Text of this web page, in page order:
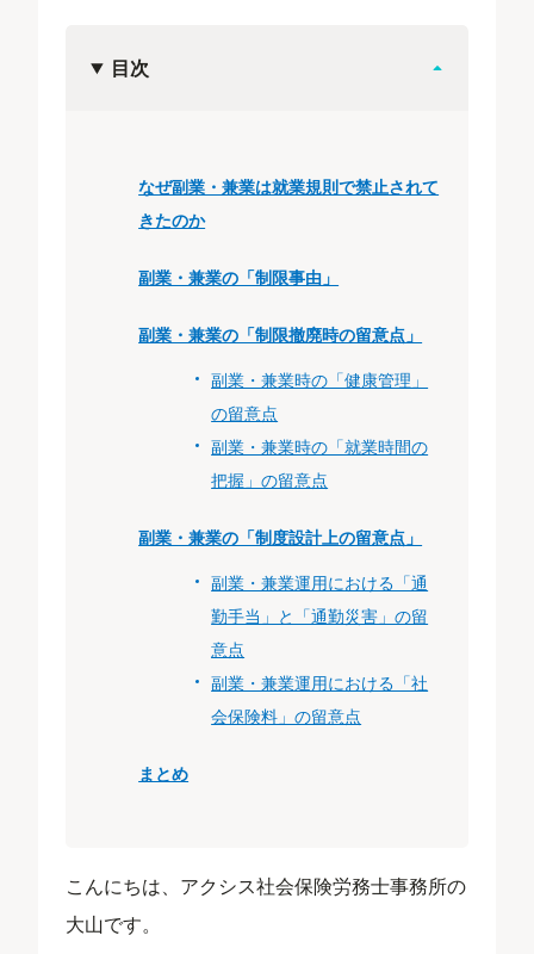
目次
なぜ副業・兼業は就業規則で禁止されて
きたのか
副業・兼業の「制限事由」
副業・兼業の「制限撤廃時の留意点」
副業・兼業時の「健康管理」
の留意点
副業・兼業時の「就業時間の
把握」の留意点
副業・兼業の「制度設計上の留意点」
副業・兼業運用における「通
勤手当」と「通勤災害」の留
意点
副業・兼業運用における「社
会保険料」の留意点
まとめ
こんにちは、アクシス社会保険労務士事務所の
大山です。